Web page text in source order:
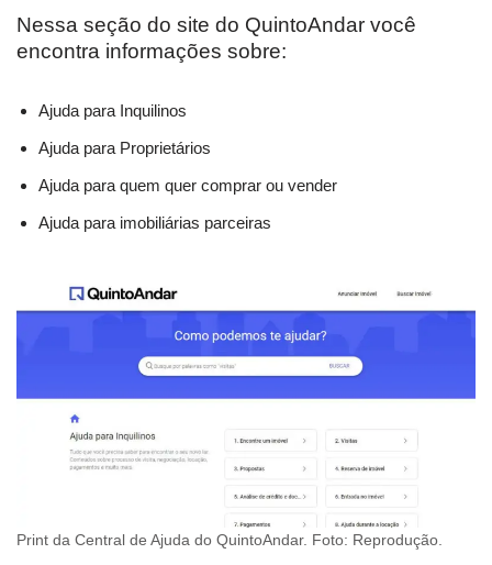
Nessa seção do site do QuintoAndar você
encontra informações sobre:
Ajuda para Inquilinos
Ajuda para Proprietários
Ajuda para quem quer comprar ou vender
Ajuda para imobiliárias parceiras
Print da Central de Ajuda do QuintoAndar. Foto: Reprodução.